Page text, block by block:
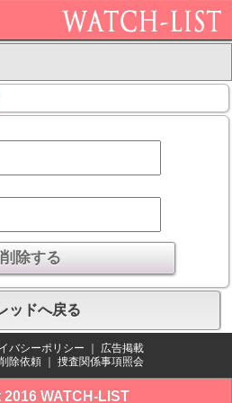
ッドへ戻る
バシーポリシー
広告掲載
除依頼 捜査関係事項照会
WATCH-LIST